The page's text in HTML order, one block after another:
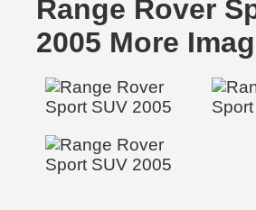
Range Rover
2005 More